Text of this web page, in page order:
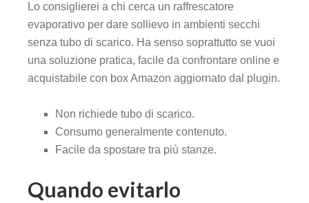
Lo consiglierei a chi cerca un raffrescatore
evaporativo per dare sollievo in ambienti secchi
senza tubo di scarico. Ha senso soprattutto se vuoi
una soluzione pratica, facile da confrontare online e
acquistabile con box Amazon aggiornato dal plugin.
Non richiede tubo di scarico.
Consumo generalmente contenuto.
Facile da spostare tra più stanze.
Quando evitarlo